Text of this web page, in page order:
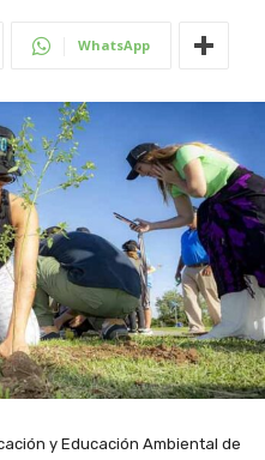
WhatsApp
y Educación Ambiental de